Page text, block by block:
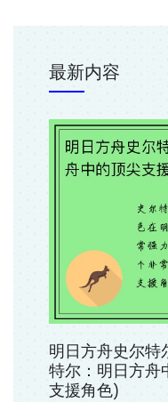
最新内容
明日方舟史尔特
特尔：明日方舟
支援角色)